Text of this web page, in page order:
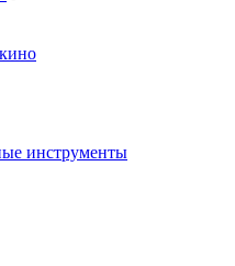
инструменты